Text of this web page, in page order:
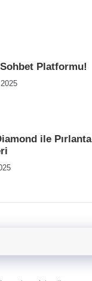
Platformu!
ile Pırlanta